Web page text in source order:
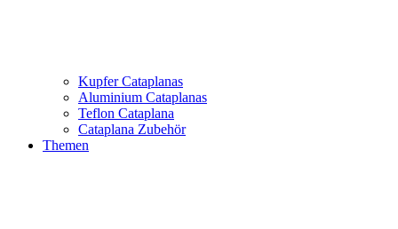
Kupfer Cataplanas
Aluminium Cataplanas
Teflon Cataplana
Cataplana Zubehör
Themen